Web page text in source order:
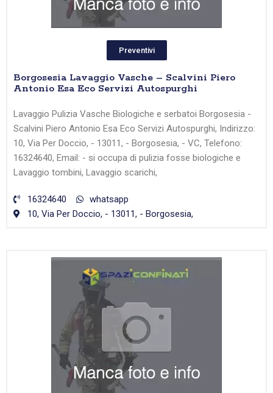
Preventivi
Borgosesia Lavaggio Vasche – Scalvini Piero
Antonio Esa Eco Servizi Autospurghi
Lavaggio Pulizia Vasche Biologiche e serbatoi Borgosesia -
Scalvini Piero Antonio Esa Eco Servizi Autospurghi, Indirizzo:
10, Via Per Doccio, - 13011, - Borgosesia, - VC, Telefono:
16324640, Email: - si occupa di pulizia fosse biologiche e
Lavaggio tombini, Lavaggio scarichi,
16324640
whatsapp
10, Via Per Doccio, - 13011, - Borgosesia,